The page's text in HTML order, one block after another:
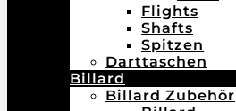
Flights
Shafts
Spitzen
Darttaschen
Billard
Billard Zubehör